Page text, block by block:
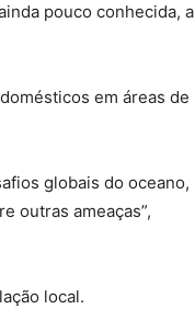
pouco conhecida, a
em áreas de
globais do oceano,
outras ameaças”,
local.